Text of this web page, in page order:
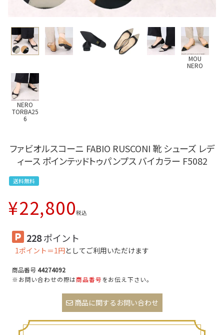
MOU
NERO
NERO
TORBA25
6
ファビオルスコーニ FABIO RUSCONI 靴 シューズ レデ
ィース ポインテッドトゥパンプス バイカラー F5082
送料無料
¥22,800税込
228ポイント
1ポイント＝1円としてご利用いただけます
商品番号44274092
※お問い合わせの際は商品番号をお伝え下さい。
商品に関するお問い合わせ